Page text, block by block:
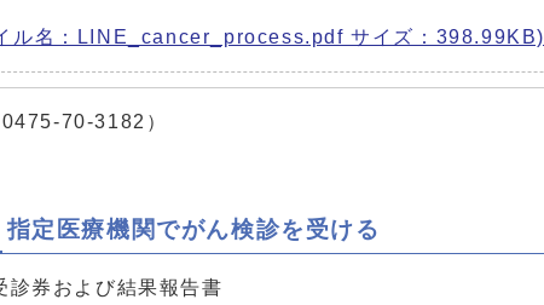
ル名：LINE_cancer_process.pdf サイズ：398.99KB)
0475-70-3182）
定医療機関でがん検診を受ける
診券および結果報告書